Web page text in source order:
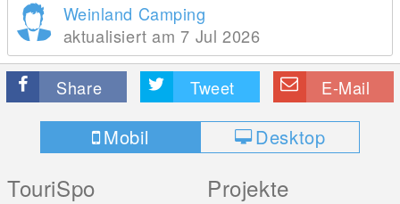
Weinland Camping
aktualisiert am 7 Jul 2026
Share Tweet E-Mail
Mobil Desktop
TouriSpo Projekte